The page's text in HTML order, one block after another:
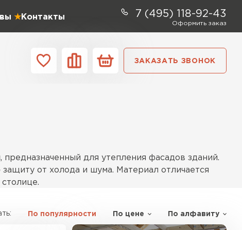
Контакты 7 (495) 118-92-43
Оформить заказ
ЗАКАЗАТЬ ЗВОНОК
для утепления фасадов зданий.
от холода и шума. Материал отличается
и устойчивость к деформациям.
По популярности По цене По алфавиту
Контакты